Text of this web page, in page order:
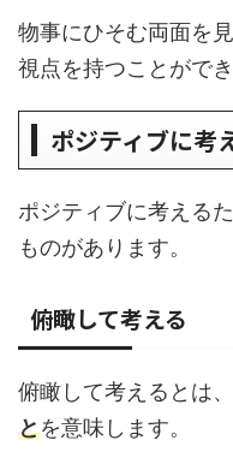
物事にひそむ両面を
視点を持つことができ
ポジティブに考
ポジティブに考える
ものがあります。
俯瞰して考える
俯瞰して考えるとは、
とを意味します。